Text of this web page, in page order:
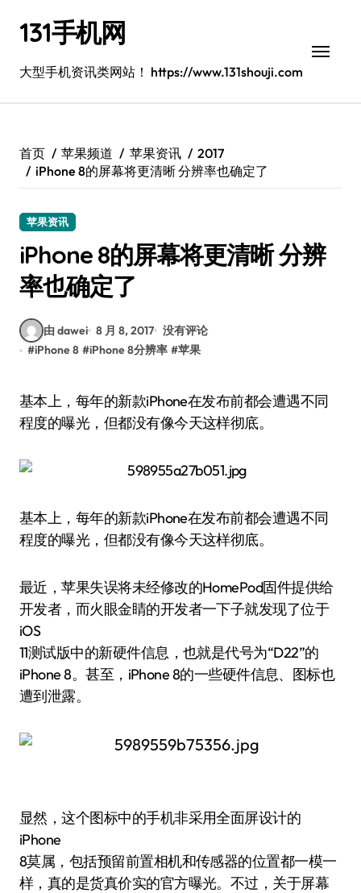
131手机网
大型手机资讯类网站！ https://www.131shouji.com
首页 苹果频道 苹果资讯
2017
iPhone 8的屏幕将更清晰 分辨率也确定了
苹果资讯
iPhone 8的屏幕将更清晰 分辨
率也确定了
由 dawei 8 月 8, 2017 没有评论
#iPhone 8 #iPhone 8分辨率 #苹果
基本上，每年的新款iPhone在发布前都会遭遇不同
程度的曝光，但都没有像今天这样彻底。
基本上，每年的新款iPhone在发布前都会遭遇不同
程度的曝光，但都没有像今天这样彻底。
最近，苹果失误将未经修改的HomePod固件提供给
开发者，而火眼金睛的开发者一下子就发现了位于
iOS
11测试版中的新硬件信息，也就是代号为“D22”的
iPhone 8。甚至，iPhone 8的一些硬件信息、图标也
遭到泄露。
显然，这个图标中的手机非采用全面屏设计的
iPhone
8莫属，包括预留前置相机和传感器的位置都一模一
样，真的是货真价实的官方曝光。不过，关于屏幕